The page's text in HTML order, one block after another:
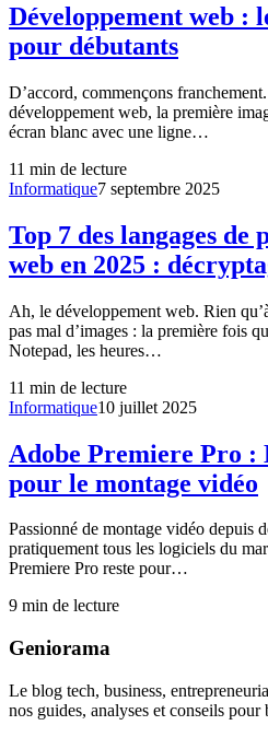
Développement web :
pour débutants
D’accord, commençons
développement web, la première
écran blanc avec une ligne…
11 min de lecture
Informatique7 septembre 2025
Top 7 des langages
web en 2025 :
Ah, le développement web. Rien
pas mal d’images : la première fois
Notepad, les heures…
11 min de lecture
Informatique10 juillet 2025
Adobe Premiere Pro :
pour le montage vidéo
Passionné de montage vidéo depuis
pratiquement tous les logiciels du
Premiere Pro reste pour…
9 min de lecture
Geniorama
Le blog tech, business,
nos guides, analyses et conseils